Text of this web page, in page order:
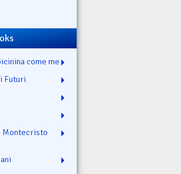
come me
Futuri
Montecristo